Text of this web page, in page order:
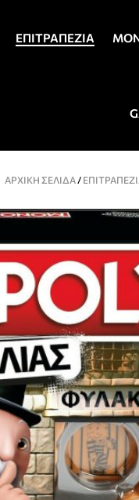
ΕΠΙΤΡΑΠΈΖΙΑ
ΑΡΧΙΚΉ ΣΕΛΊΔΑ/